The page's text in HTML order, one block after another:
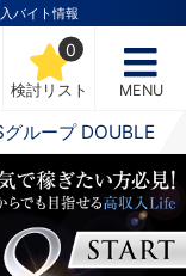
バイト情報
検討リスト
0
MENU
グループ DOUBLE